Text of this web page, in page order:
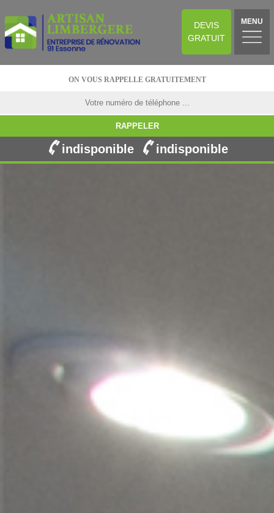
DEVIS
GRATUIT
MENU
ON VOUS RAPPELLE GRATUITEMENT
indisponible indisponible